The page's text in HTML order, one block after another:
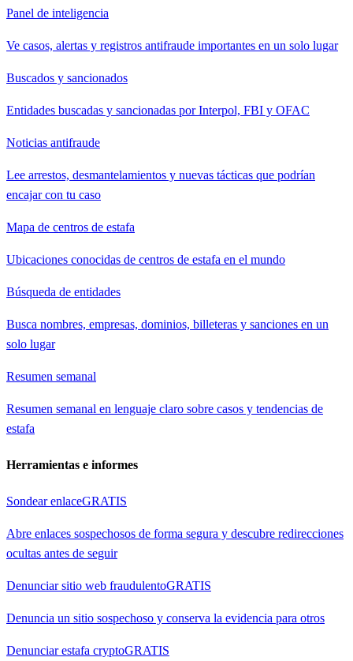
Panel de inteligencia
Ve casos, alertas y registros antifraude importantes en un solo lugar
Buscados y sancionados
Entidades buscadas y sancionadas por Interpol, FBI y OFAC
Noticias antifraude
Lee arrestos, desmantelamientos y nuevas tácticas que podrían
encajar con tu caso
Mapa de centros de estafa
Ubicaciones conocidas de centros de estafa en el mundo
Búsqueda de entidades
Busca nombres, empresas, dominios, billeteras y sanciones en un
solo lugar
Resumen semanal
Resumen semanal en lenguaje claro sobre casos y tendencias de
estafa
Herramientas e informes
Sondear enlaceGRATIS
Abre enlaces sospechosos de forma segura y descubre redirecciones
ocultas antes de seguir
Denunciar sitio web fraudulentoGRATIS
Denuncia un sitio sospechoso y conserva la evidencia para otros
Denunciar estafa cryptoGRATIS